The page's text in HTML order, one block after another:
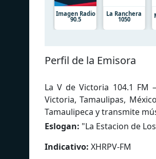
Imagen Radio
90.5
La Ranchera
1050
Perfil de la Emisora
La V de Victoria 104.1
Victoria, Tamaulipas,
Tamaulipeca y transmite
Eslogan: "La Estacion de
Indicativo: XHRPV-FM